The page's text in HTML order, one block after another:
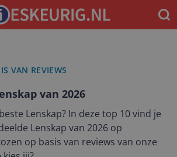
VAN REVIEWS
van 2026
Lenskap? In deze top 10 vind je
Lenskap van 2026 op
op basis van reviews van onze